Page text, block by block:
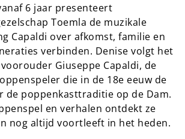
6 jaar presenteert
Toemla de muzikale
Capaldi over afkomst, familie en
verbinden. Denise volgt het
Giuseppe Capaldi, de
die in de 18e eeuw de
de poppenkasttraditie op de Dam.
en verhalen ontdekt ze
nog altijd voortleeft in het heden.